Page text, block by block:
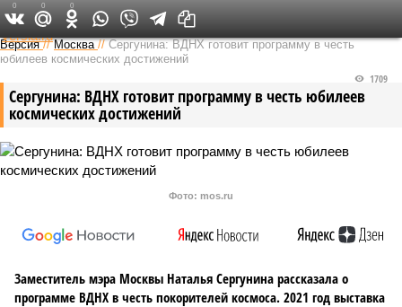
Федеральный выпуск
Версия //Москва //Сергунина: ВДНХ готовит программу в честь
юбилеев космических достижений
Сергунина: ВДНХ готовит программу в честь юбилеев
космических достижений
1709
Фото: mos.ru
Заместитель мэра Москвы Наталья Сергунина рассказала о
программе ВДНХ в честь покорителей космоса. 2021 год выставка
0 0 0